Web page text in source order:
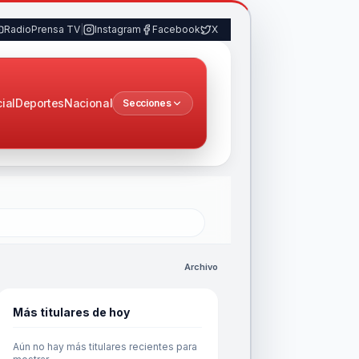
RadioPrensa TV Instagram Facebook X
DeportesNacional Secciones
Archivo
Más titulares de hoy
Aún no hay más titulares recientes para